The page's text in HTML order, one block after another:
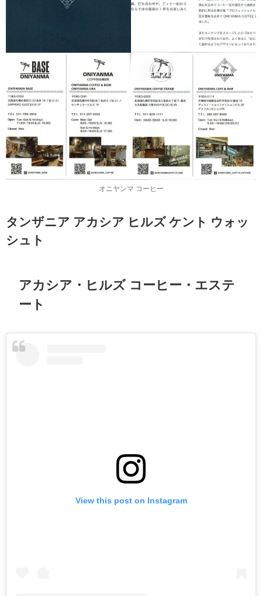
オニヤンマ コーヒー
タンザニア アカシア ヒルズ ケント ウォッ
シュト
アカシア・ヒルズ コーヒー・エステ
ート
View this post on Instagram